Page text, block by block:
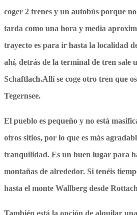
coger 2 trenes y un autobús porque
tarda como una hora y media
trayecto es para ir hasta la localidad
ahí, detrás de la terminal de tren sale
Schaftlach.Allí se coge otro tren que
Tegernsee.
El pueblo es pequeño y no está
otros sitios, por lo que es más
tranquilidad. Es un buen lugar para
montañas de alrededor. Si tenéis
hasta el monte Wallberg desde